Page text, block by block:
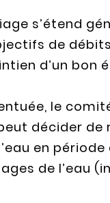
s’étend
de
d’un bon
le
décider
en
de l’eau